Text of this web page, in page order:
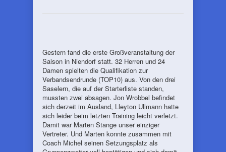
Gestern fand die erste Großveranstaltung der
Saison in Niendorf statt. 32 Herren und 24
Damen spielten die Qualifikation zur
Verbandsendrunde (TOP10) aus. Von den drei
Saselern, die auf der Starterliste standen,
mussten zwei absagen. Jon Wrobbel befindet
sich derzeit im Ausland, Lleyton Ullmann hatte
sich leider beim letzten Training leicht verletzt.
Damit war Marten Stange unser einziger
Vertreter. Und Marten konnte zusammen mit
Coach Michel seinen Setzungsplatz als